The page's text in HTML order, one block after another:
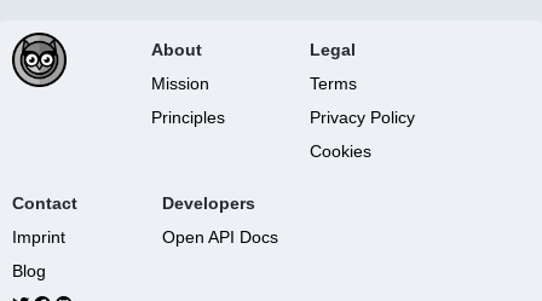
About
Mission
Principles
Legal
Terms
Privacy Policy
Cookies
Contact
Imprint
Blog
Developers
Open API Docs